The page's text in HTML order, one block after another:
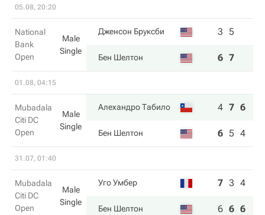
05.08, 20:20
National
Bank
Open
Male
Single
Дженсон Бруксби 3 5
Бен Шелтон 6 7
01.08, 04:15
Mubadala
Citi DC
Open
Male
Single
Алехандро Табило 4 7 6
Бен Шелтон 6 5 4
31.07, 01:40
Mubadala
Citi DC
Open
Male
Single
Уго Умбер 7 3 4
Бен Шелтон 6 6 6